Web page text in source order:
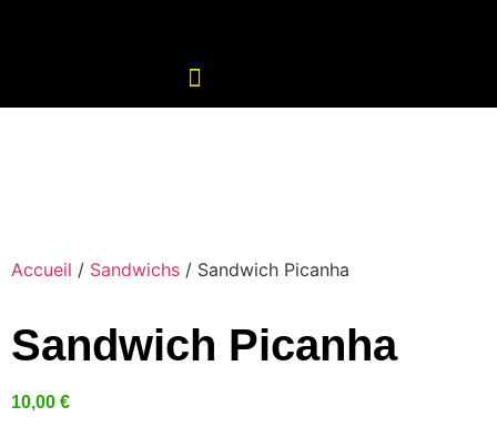
Accueil / Sandwichs / Sandwich Picanha
Sandwich Picanha
10,00 €